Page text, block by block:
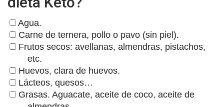
Agua.
Carne de ternera, pollo o pavo (sin piel).
Frutos secos: avellanas, almendras, pistachos,
etc.
Huevos, clara de huevos.
Lácteos, quesos…
Grasas. Aguacate, aceite de coco, aceite de